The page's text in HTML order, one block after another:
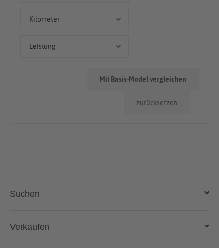
Kilometer
Leistung
zurücksetzen
Mit Basis-Model vergleichen
Suchen
Auto kaufen
Verkaufen